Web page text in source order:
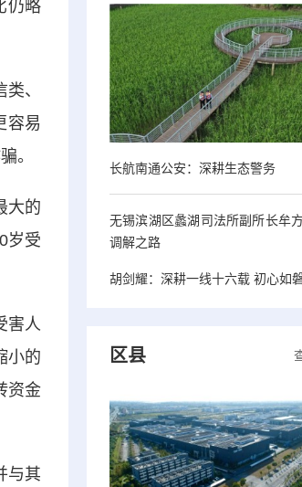
仍略
、
容易
。
大的
岁受
害人
小的
资金
与其
长航南通公安：深耕生态警务
无锡滨湖区蠡湖司法所副所长牟
调解之路
胡剑耀：深耕一线十六载 初心如
区县